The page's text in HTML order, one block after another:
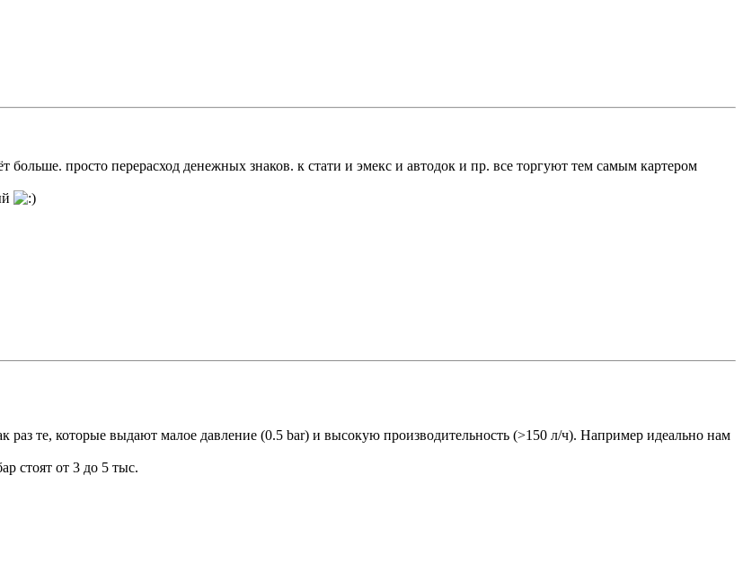
больше. просто перерасход денежных знаков. к стати и эмекс и автодок и пр. все торгуют тем самым картером
раз те, которые выдают малое давление (0.5 bar) и высокую производительность (>150 л/ч). Например идеально нам
стоят от 3 до 5 тыс.